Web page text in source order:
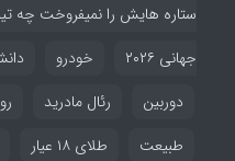
ستاره هایش را نمیفروخت چه
جهانی ۲۰۲۶
خودرو
دوربین
رئال مادرید
طبیعت
طلای ۱۸ عیار